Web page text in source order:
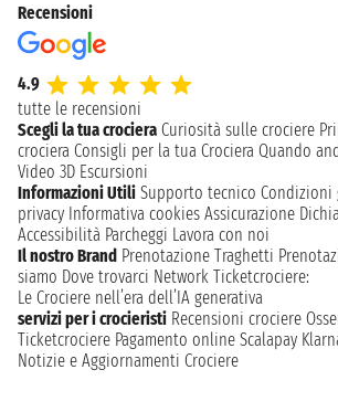
Recensioni
4.9
tutte le recensioni
Scegli la tua crociera Curiosità sulle crociere
crociera Consigli per la tua Crociera Quando
Video 3D Escursioni
Informazioni Utili Supporto tecnico Condizioni
privacy Informativa cookies Assicurazione
Accessibilità Parcheggi Lavora con noi
Il nostro Brand Prenotazione Traghetti
siamo Dove trovarci Network Ticketcrociere:
Le Crociere nell’era dell’IA generativa
servizi per i crocieristi Recensioni crociere
Ticketcrociere Pagamento online Scalapay
Notizie e Aggiornamenti Crociere